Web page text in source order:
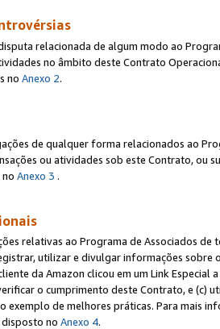
relacionada de algum modo ao
no âmbito deste Contrato
no Anexo 2.
de qualquer forma relacionados ao
ou atividades sob este Contrato, ou
Anexo 3 .
relativas ao Programa de Associados
utilizar e divulgar informações sobre
da Amazon clicou em um Link
o cumprimento deste Contrato, e (c)
exemplo de melhores práticas. Para mais
no Anexo 4.